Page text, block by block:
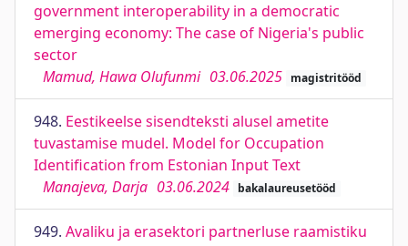
government interoperability in a democratic
emerging economy: The case of Nigeria's public
sector
Mamud, Hawa Olufunmi 03.06.2025 magistritööd
948. Eestikeelse sisendteksti alusel ametite
tuvastamise mudel. Model for Occupation
Identification from Estonian Input Text
Manajeva, Darja 03.06.2024 bakalaureusetööd
949. Avaliku ja erasektori partnerluse raamistiku